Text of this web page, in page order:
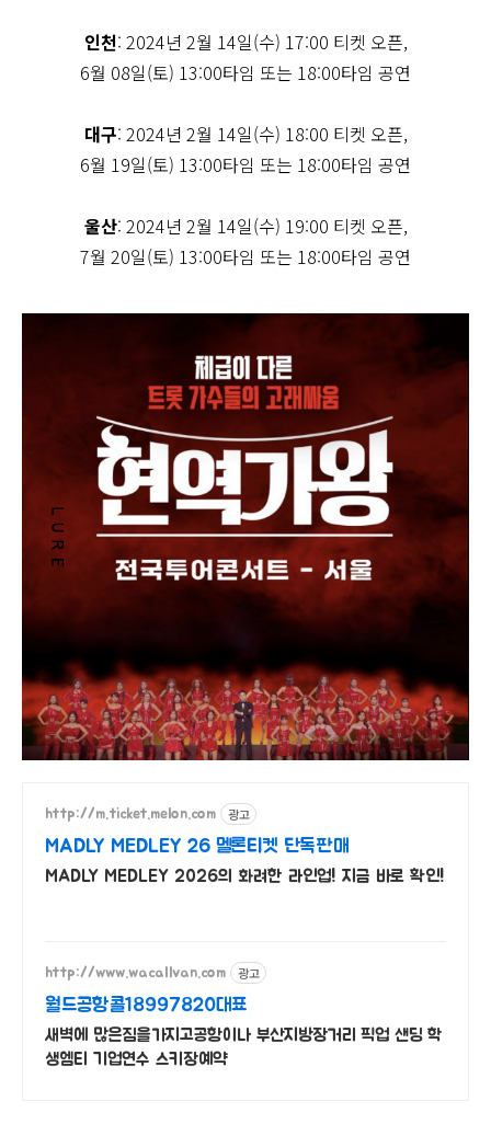
인천: 2024년 2월 14일(수) 17:00 티켓 오픈,
6월 08일(토) 13:00타임 또는 18:00타임 공연
대구: 2024년 2월 14일(수) 18:00 티켓 오픈,
6월 19일(토) 13:00타임 또는 18:00타임 공연
울산: 2024년 2월 14일(수) 19:00 티켓 오픈,
7월 20일(토) 13:00타임 또는 18:00타임 공연
http://m.ticket.melon.com 광고
MADLY MEDLEY 26 멜론티켓 단독판매
MADLY MEDLEY 2026의 화려한 라인업! 지금 바로 확인!
http://www.wacallvan.com 광고
월드공항콜18997820대표
새벽에 많은짐을가지고공항이나 부산지방장거리 픽업 샌딩 학
생엠티 기업연수 스키장예약